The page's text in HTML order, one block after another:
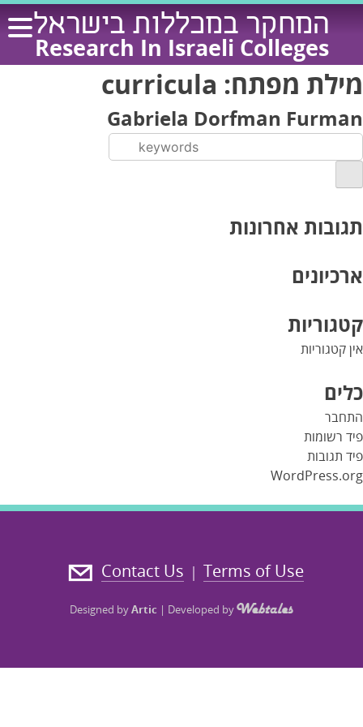
Skip
content
המחקר במכללות בישראל
Research In Israeli Colleges
מילת מפתח: curricula
Gabriela Dorfman Furman
תגובות אחרונות
ארכיונים
קטגוריות
אין קטגוריות
כלים
התחבר
פיד רשומות
פיד תגובות
WordPress.org
Terms of Use
|
Contact Us
Designed byArtic | Developed by